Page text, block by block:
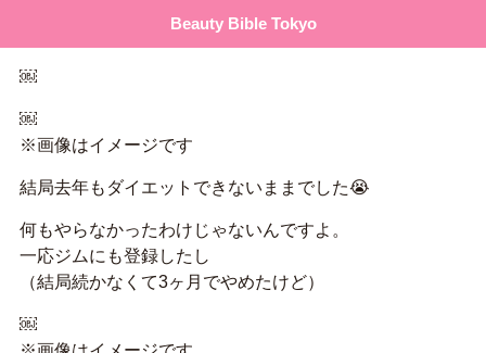
Beauty Bible Tokyo
￼
￼
※画像はイメージです
結局去年もダイエットできないままでした😭
何もやらなかったわけじゃないんですよ。
一応ジムにも登録したし
（結局続かなくて3ヶ月でやめたけど）
￼